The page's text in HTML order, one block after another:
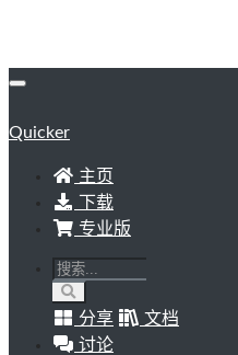
Quicker
主页
下载
专业版
分享
文档
讨论